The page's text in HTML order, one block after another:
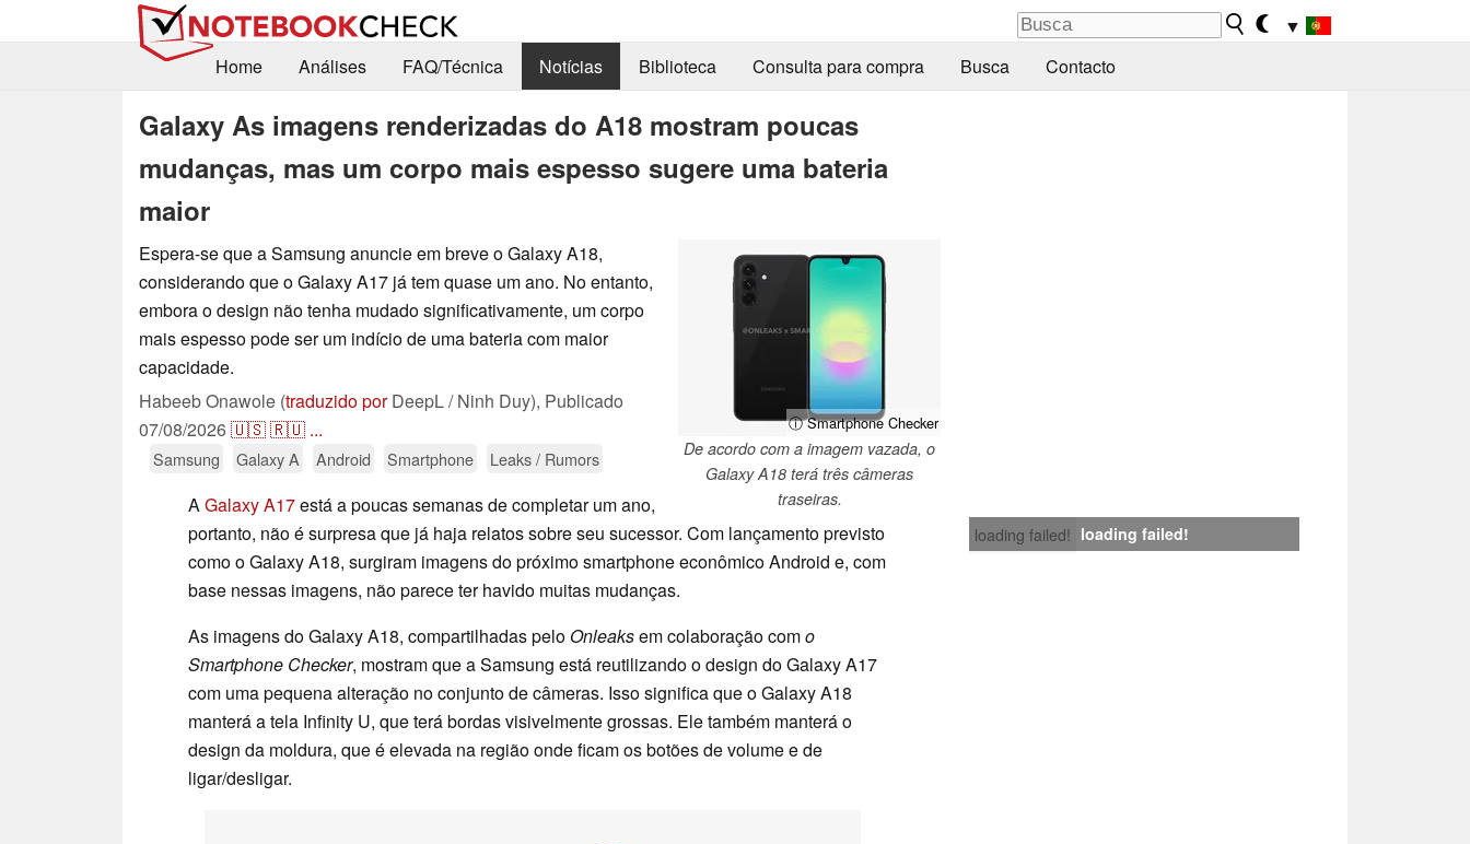
▼
Home
Análises FAQ/Técnica Notícias Biblioteca Consulta para compra Busca Contacto
Galaxy As imagens renderizadas do A18 mostram poucas
mudanças, mas um corpo mais espesso sugere uma bateria
maior
ⓘ Smartphone Checker
De acordo com a imagem vazada, o
Galaxy A18 terá três câmeras
traseiras.
Espera-se que a Samsung anuncie em breve o Galaxy A18,
considerando que o Galaxy A17 já tem quase um ano. No entanto,
embora o design não tenha mudado significativamente, um corpo
mais espesso pode ser um indício de uma bateria com maior
capacidade.
Habeeb Onawole (traduzido porDeepL / Ninh Duy), Publicado
07/08/2026🇺🇸🇷🇺 ...
Samsung Galaxy A Android Smartphone Leaks / Rumors
loading failed! loading failed!
AGalaxy A17está a poucas semanas de completar um ano,
portanto, não é surpresa que já haja relatos sobre seu sucessor. Com lançamento previsto
como o Galaxy A18, surgiram imagens do próximo smartphone econômico Android e, com
base nessas imagens, não parece ter havido muitas mudanças.
As imagens do Galaxy A18, compartilhadas pelo Onleaksem colaboração como
Smartphone Checker, mostram que a Samsung está reutilizando o design do Galaxy A17
com uma pequena alteração no conjunto de câmeras. Isso significa que o Galaxy A18
manterá a tela Infinity U, que terá bordas visivelmente grossas. Ele também manterá o
design da moldura, que é elevada na região onde ficam os botões de volume e de
ligar/desligar.